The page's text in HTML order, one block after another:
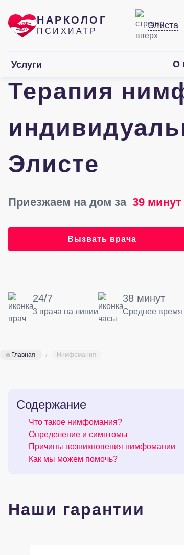
НАРКОЛОГ
ПСИХИАТР
Элиста
Услуги О
Терапия
Элисте
Приезжаем на дом за39 минут
Вызвать врача
24/7
3 врача на линии
38 минут
Среднее время
Главная Нимфомания
Содержание
Что такое нимфомания?
Определение и симптомы
Причины возникновения нимфомании
Как мы можем помочь?
Наши гарантии